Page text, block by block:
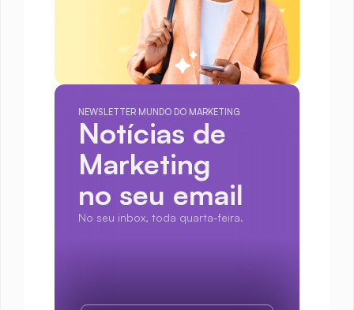
NEWSLETTER MUNDO DO MARKETING
Notícias de
Marketing
no seu email
No seu inbox, toda quarta-feira.